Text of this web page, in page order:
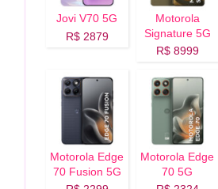
Jovi V70 5G
R$ 2879
Motorola
Signature 5G
R$ 8999
Motorola Edge
70 Fusion 5G
Motorola Edge
70 5G